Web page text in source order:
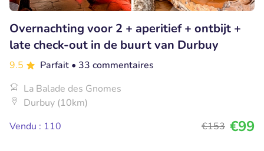
Overnachting voor 2 + aperitief + ontbijt +
late check-out in de buurt van Durbuy
9.5 Parfait • 33 commentaires
La Balade des Gnomes
Durbuy (10km)
Vendu : 110
€153 €99